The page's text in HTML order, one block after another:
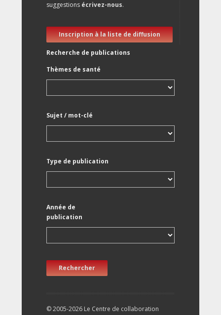
suggestions écrivez-nous.
Inscription à la liste de diffusion
Recherche de publications
Thèmes de santé
Sujet / mot-clé
Type de publication
Année de
publication
Rechercher
© 2005-2026 Le Centre de collaboration